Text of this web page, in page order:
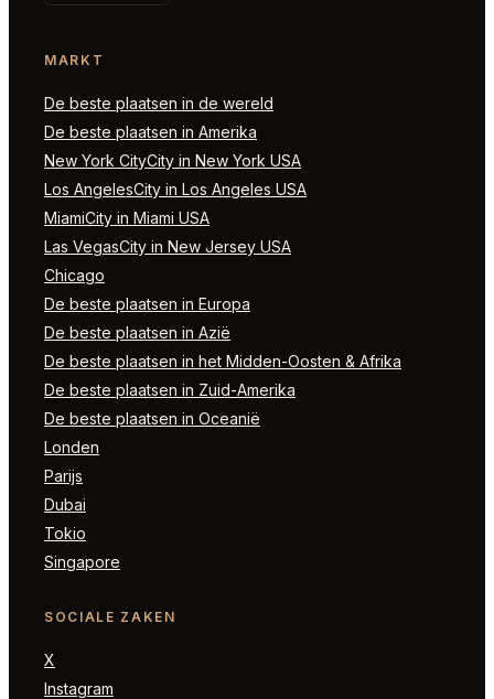
MARKT
De beste plaatsen in de wereld
De beste plaatsen in Amerika
New York CityCity in New York USA
Los AngelesCity in Los Angeles USA
MiamiCity in Miami USA
Las VegasCity in New Jersey USA
Chicago
De beste plaatsen in Europa
De beste plaatsen in Azië
De beste plaatsen in het Midden-Oosten & Afrika
De beste plaatsen in Zuid-Amerika
De beste plaatsen in Oceanië
Londen
Parijs
Dubai
Tokio
Singapore
SOCIALE ZAKEN
X
Instagram